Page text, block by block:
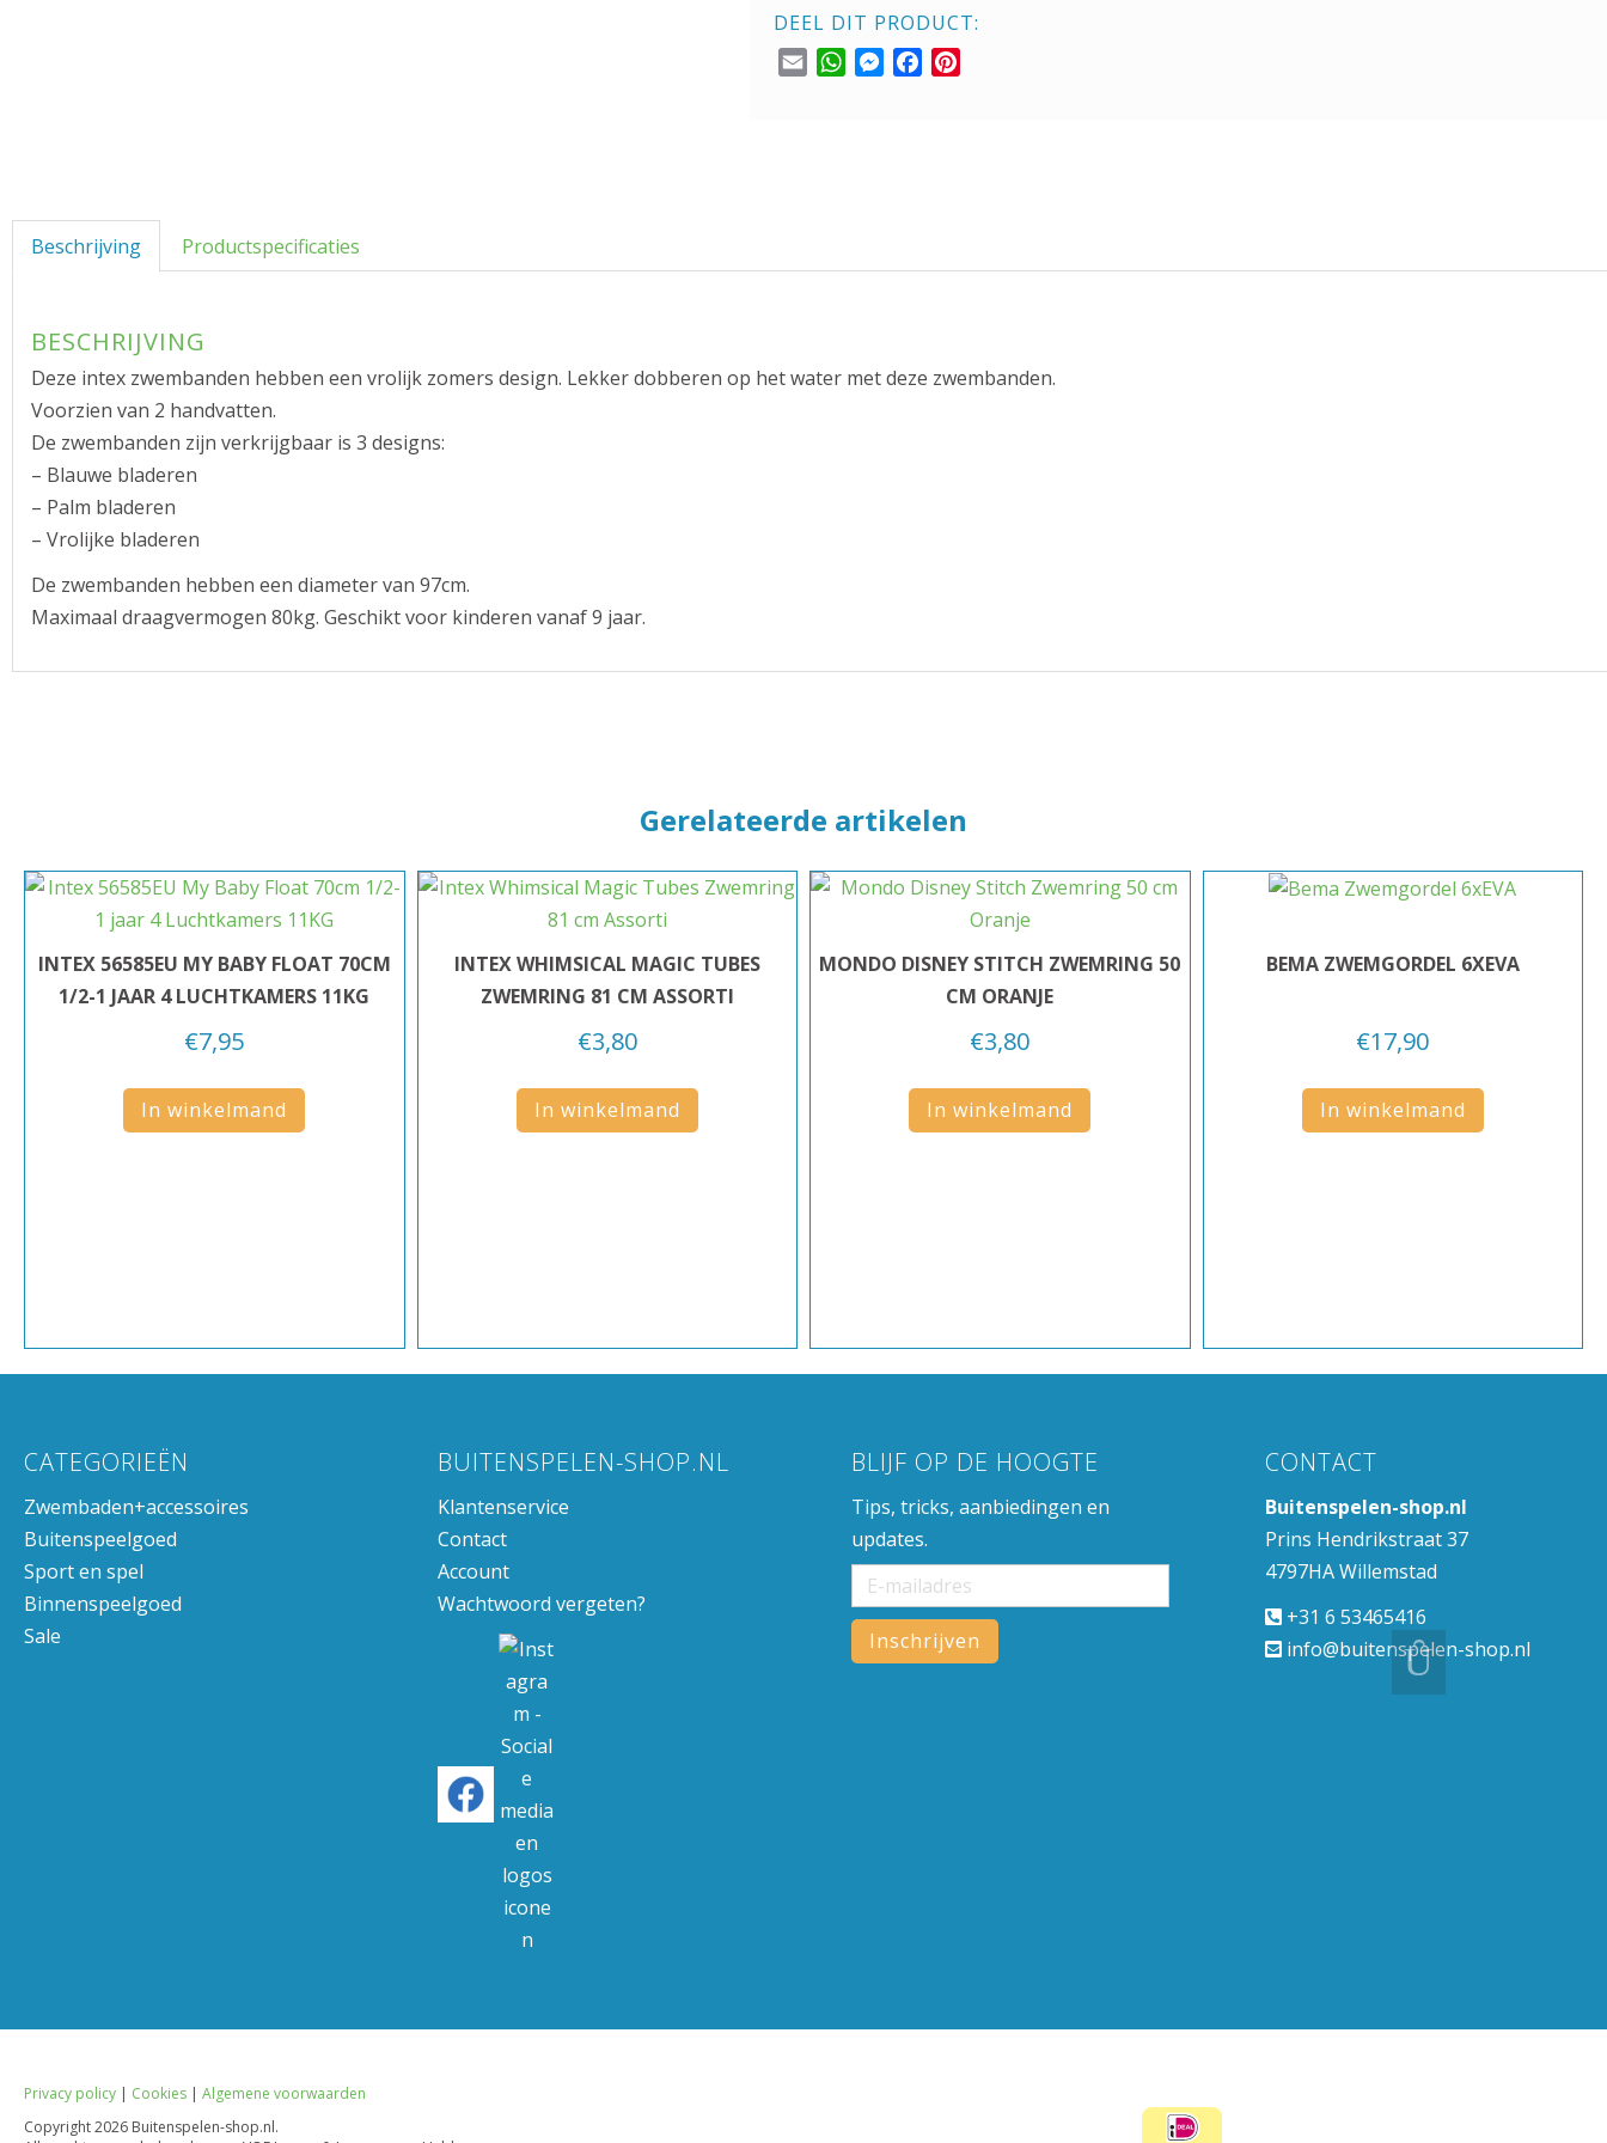
DEEL DIT PRODUCT:
Email
WhatsApp
Messenger
Facebook
Beschrijving Productspecificaties
BESCHRIJVING
Deze intex zwembanden hebben een vrolijk zomers design. Lekker dobberen op het water met deze zwembanden.
Voorzien van 2 handvatten.
De zwembanden zijn verkrijgbaar is 3 designs:
– Blauwe bladeren
– Palm bladeren
– Vrolijke bladeren
De zwembanden hebben een diameter van 97cm.
Maximaal draagvermogen 80kg. Geschikt voor kinderen vanaf 9 jaar.
Gerelateerde artikelen
INTEX 56585EU MY BABY FLOAT 70CM
1/2-1 JAAR 4 LUCHTKAMERS 11KG
€7,95
In winkelmand
INTEX WHIMSICAL MAGIC TUBES
ZWEMRING 81 CM ASSORTI
€3,80
In winkelmand
MONDO DISNEY STITCH ZWEMRING 50
CM ORANJE
€3,80
In winkelmand
BEMA ZWEMGORDEL 6XEVA
€17,90
In winkelmand
CATEGORIEËN
Zwembaden+accessoires
Buitenspeelgoed
Sport en spel
Binnenspeelgoed
Sale
BUITENSPELEN-SHOP.NL
Klantenservice
Contact
Account
Wachtwoord vergeten?
BLIJF OP DE HOOGTE
Tips, tricks, aanbiedingen en
updates.
CONTACT
Buitenspelen-shop.nl
Prins Hendrikstraat 37
4797HA Willemstad
+31 6 53465416
info@buitenspelen-shop.nl
Privacy policy | Cookies | Algemene voorwaarden
Copyright2026 Buitenspelen-shop.nl.